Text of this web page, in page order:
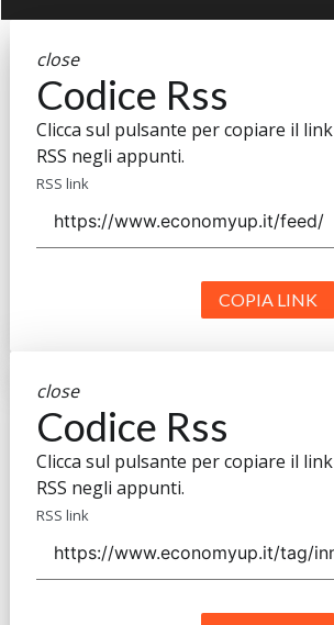
close
Codice Rss
Clicca sul pulsante per copiare il link
RSS negli appunti.
RSS link
COPIA LINK
close
Codice Rss
Clicca sul pulsante per copiare il link
RSS negli appunti.
RSS link